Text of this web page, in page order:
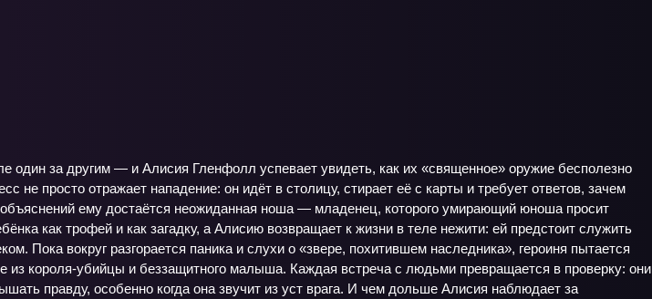
один за другим — и Алисия Гленфолл успевает увидеть, как их «священное» оружие бесполезно
не просто отражает нападение: он идёт в столицу, стирает её с карты и требует ответов, зачем
ему достаётся неожиданная ноша — младенец, которого умирающий юноша просит
как трофей и как загадку, а Алисию возвращает к жизни в теле нежити: ей предстоит служить
Пока вокруг разгорается паника и слухи о «звере, похитившем наследника», героиня пытается
из короля-убийцы и беззащитного малыша. Каждая встреча с людьми превращается в проверку: они
правду, особенно когда она звучит из уст врага. И чем дольше Алисия наблюдает за